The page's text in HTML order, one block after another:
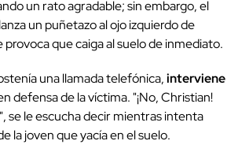
un rato agradable; sin embargo, el
un puñetazo al ojo izquierdo de
provoca que caiga al suelo de inmediato.
una llamada telefónica,interviene
defensa de la víctima. "¡No, Christian!
se le escucha decir mientras intenta
la joven que yacía en el suelo.